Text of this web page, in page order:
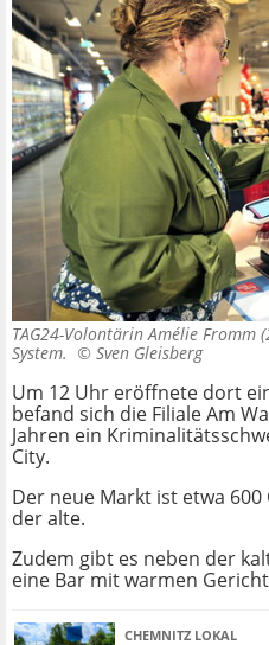
TAG24-Volontärin Amélie Fromm
System. © Sven Gleisberg
Um 12 Uhr eröffnete dort
befand sich die Filiale Am
Jahren ein
City.
Der neue Markt ist etwa
der alte.
Zudem gibt es neben der
eine Bar mit warmen
CHEMNITZ LOKAL